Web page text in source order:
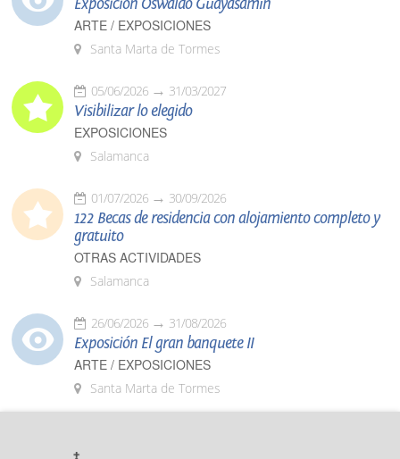
Exposición Oswaldo Guayasamín
ARTE / EXPOSICIONES
Santa Marta de Tormes
05/06/2026 31/03/2027
Visibilizar lo elegido
EXPOSICIONES
Salamanca
01/07/2026 30/09/2026
122 Becas de residencia con alojamiento completo y
gratuito
OTRAS ACTIVIDADES
Salamanca
26/06/2026 31/08/2026
Exposición El gran banquete II
ARTE / EXPOSICIONES
Santa Marta de Tormes